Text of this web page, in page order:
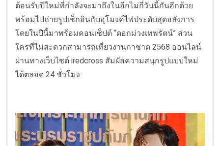
ต้อนรับปีใหม่ที่กำลังจะมาถึงในอีกไม่กี่วันนี้กันอีกด้วย
พร้อมไปถ่ายรูปเช็กอินกับอุโมงค์ไฟประดับสุดอลังการ
โดยในปีนี้มาพร้อมคอนเซ็ปต์ “ดอกม่วงเทพรัตน์” ส่วน
ใครที่ไม่สะดวกสามารถเที่ยวงานกาชาด 2568 ออนไลน์
ผ่านทางเว็บไซต์ iredcross สัมผัสความสนุกรูปแบบใหม่
ได้ตลอด 24 ชั่วโมง